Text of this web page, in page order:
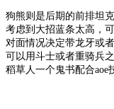
狗熊则是后期的前排坦
考虑到大招蓝条太高，
对面情况决定带龙牙或
可以用斗士或者重骑兵
稻草人一个鬼书配合aoe